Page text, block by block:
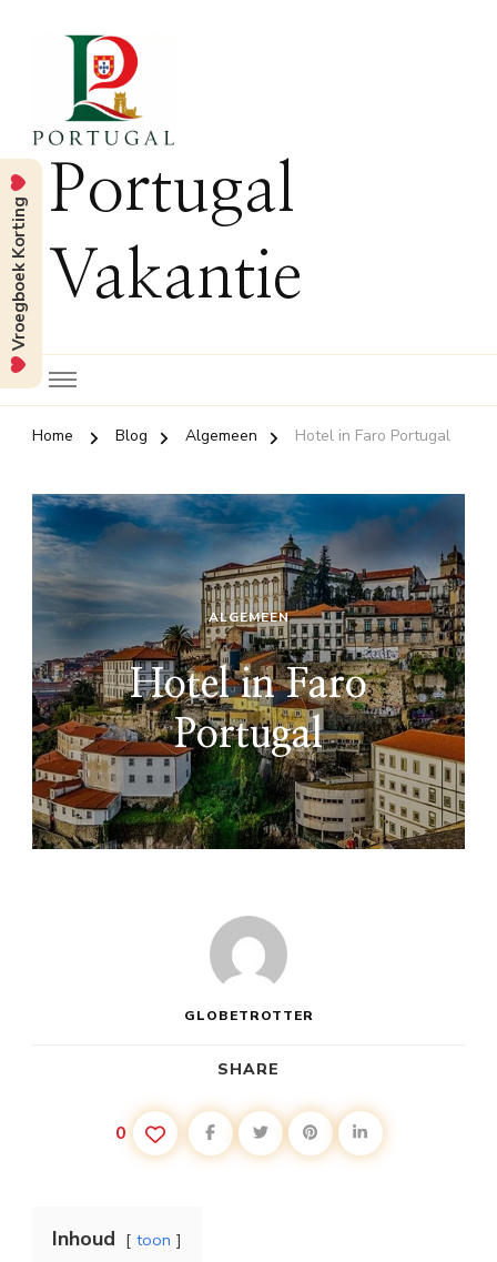
Portugal
Vakantie
Home Blog Algemeen Hotel in Faro Portugal
ALGEMEEN
Hotel in Faro
Portugal
GLOBETROTTER
SHARE
0
Inhoud toon
Vroegboek Korting